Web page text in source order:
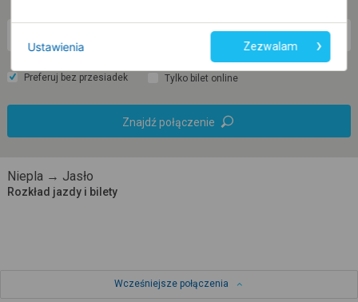
Preferuj bez przesiadek Tylko bilet online
Znajdź połączenie
Niepla → Jasło
Rozkład jazdy i bilety
Wcześniejsze połączenia
Ustawienia Zezwalam